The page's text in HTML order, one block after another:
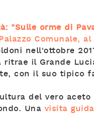
"Sulle orme di
Comunale,
nell'ottobre
ritrae il Grande
con il suo tipico
del vero aceto
Una visita